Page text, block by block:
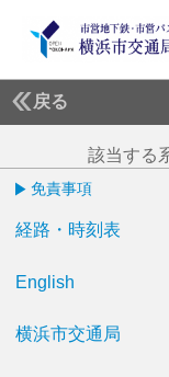
戻る
該当する
免責事項
経路・時刻表
English
横浜市交通局